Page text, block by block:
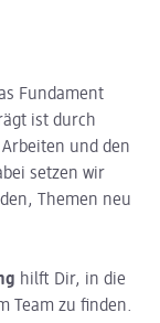
Fundament
ist durch
und den
setzen wir
Themen neu
hilft Dir, in die
Team zu finden.